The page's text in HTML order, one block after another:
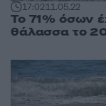
17:0211.05.22
Το 71% όσων
θάλασσα το